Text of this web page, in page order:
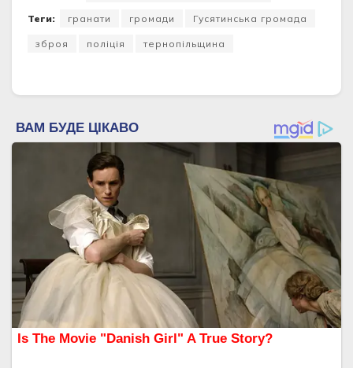
Теги: гранати громади Гусятинська громада
зброя поліція тернопільщина